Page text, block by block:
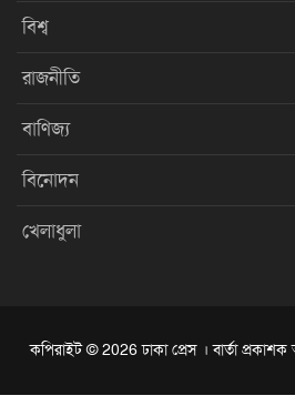
বিশ্ব
রাজনীতি
বাণিজ্য
বিনোদন
খেলাধুলা
কপিরাইট © 2026 ঢাকা প্রেস । বার্তা